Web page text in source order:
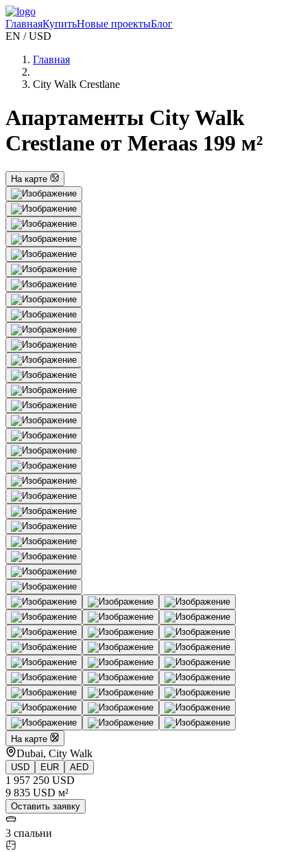
ГлавнаяКупитьНовые проектыБлог
EN / USD
Главная
City Walk Crestlane
Апартаменты City Walk
Crestlane от Meraas 199 м²
На карте
На карте
Dubai, City Walk
USD EUR AED
1 957 250 USD
9 835 USD м²
Оставить заявку
3 спальни